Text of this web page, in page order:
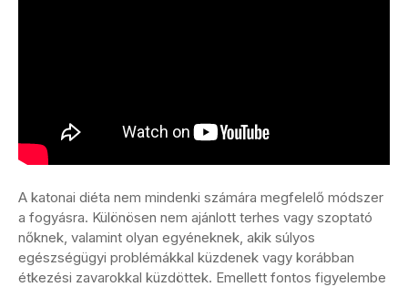
A katonai diéta nem mindenki számára megfelelő módszer
a fogyásra. Különösen nem ajánlott terhes vagy szoptató
nőknek, valamint olyan egyéneknek, akik súlyos
egészségügyi problémákkal küzdenek vagy korábban
étkezési zavarokkal küzdöttek. Emellett fontos figyelembe